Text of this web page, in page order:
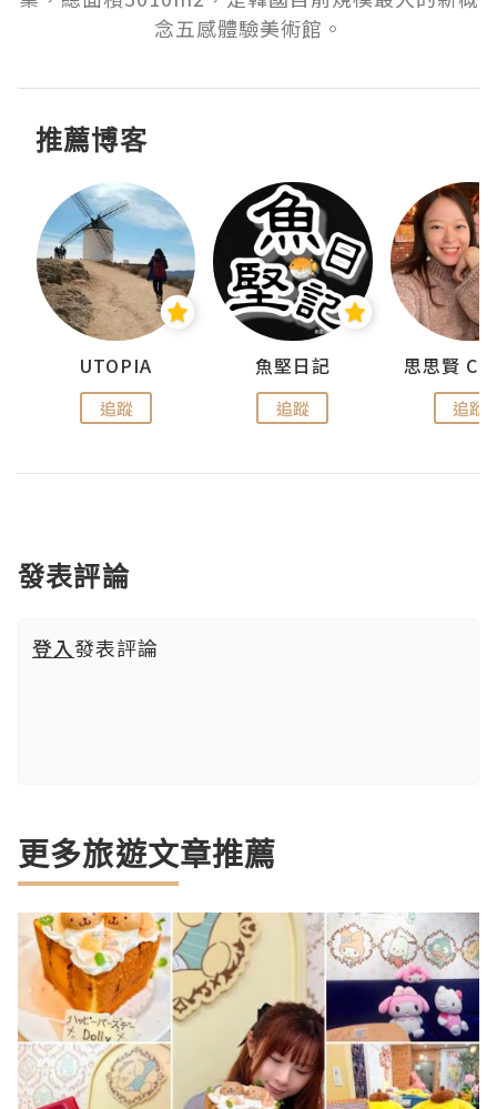
推薦博客
UTOPIA
追蹤
魚堅日記
追蹤 追蹤
發表評論
登入發表評論
更多旅遊文章推薦